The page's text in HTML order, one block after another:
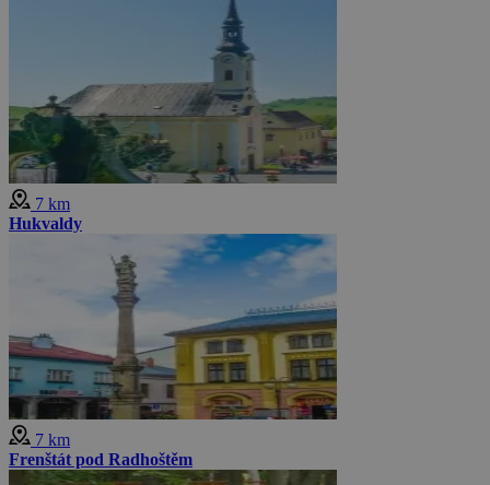
7 km
Hukvaldy
7 km
Frenštát pod Radhoštěm